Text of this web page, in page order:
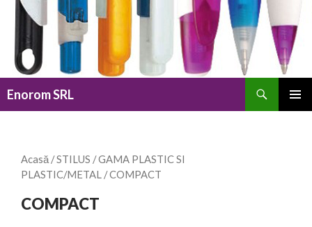
Enorom SRL
Acasă /STILUS /GAMA PLASTIC SI
PLASTIC/METAL / COMPACT
COMPACT